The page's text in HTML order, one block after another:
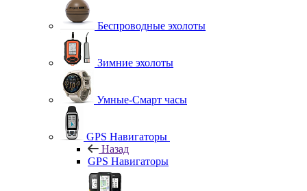
Беспроводные эхолоты
Зимние эхолоты
Умные-Смарт часы
GPS Навигаторы
Назад
GPS Навигаторы